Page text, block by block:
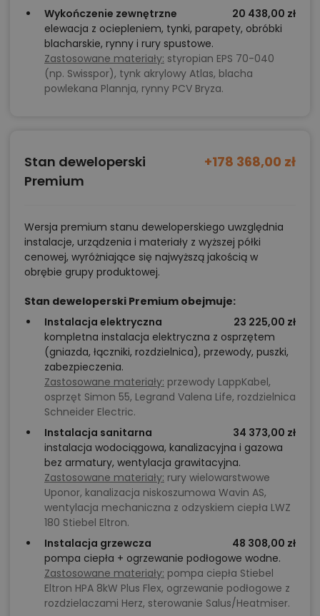
projekty podobne - o zbliżonym układzie lub
parametrach,
optymalizacja kosztów budowy domu według
tego projektu,
informacje szczegółowe - np. wymiary
Zadzwoń52 384 49 90lub NAPISZ
Wykończenie zewnętrzne
20 438,00 zł
elewacja z ociepleniem, tynki, parapety, obróbki
blacharskie, rynny i rury spustowe.
Zastosowane materiały: styropian EPS 70-040
(np. Swisspor), tynk akrylowy Atlas, blacha
powlekana Plannja, rynny PCV Bryza.
Stan deweloperski
Premium
+178 368,00 zł
Wersja premium stanu deweloperskiego uwzględnia
instalacje, urządzenia i materiały z wyższej półki
cenowej, wyróżniające się najwyższą jakością w
obrębie grupy produktowej.
Stan deweloperski Premium obejmuje:
Instalacja elektryczna
23 225,00 zł
kompletna instalacja elektryczna z osprzętem
(gniazda, łączniki, rozdzielnica), przewody, puszki,
zabezpieczenia.
Zastosowane materiały: przewody LappKabel,
osprzęt Simon 55, Legrand Valena Life, rozdzielnica
Schneider Electric.
Instalacja sanitarna
34 373,00 zł
instalacja wodociągowa, kanalizacyjna i gazowa
bez armatury, wentylacja grawitacyjna.
Zastosowane materiały: rury wielowarstwowe
Uponor, kanalizacja niskoszumowa Wavin AS,
wentylacja mechaniczna z odzyskiem ciepła LWZ
180 Stiebel Eltron.
Instalacja grzewcza
48 308,00 zł
pompa ciepła + ogrzewanie podłogowe wodne.
Zastosowane materiały: pompa ciepła Stiebel
Eltron HPA 8kW Plus Flex, ogrzewanie podłogowe z
rozdzielaczami Herz, sterowanie Salus/Heatmiser.